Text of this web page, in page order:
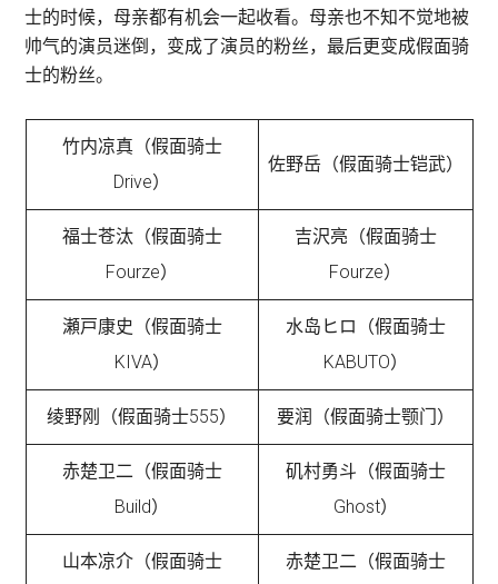
士的时候，母亲都有机会一起收看。母亲也不知不觉地被
帅气的演员迷倒，变成了演员的粉丝，最后更变成假面骑
士的粉丝。
竹内凉真（假面骑士
Drive）
佐野岳（假面骑士铠武）
福士苍汰（假面骑士
Fourze）
吉沢亮（假面骑士
Fourze）
瀬戸康史（假面骑士
KIVA）
水岛ヒロ（假面骑士
KABUTO）
绫野刚（假面骑士555） 要润（假面骑士颚门）
赤楚卫二（假面骑士
Build）
矶村勇斗（假面骑士
Ghost）
山本凉介（假面骑士 赤楚卫二（假面骑士